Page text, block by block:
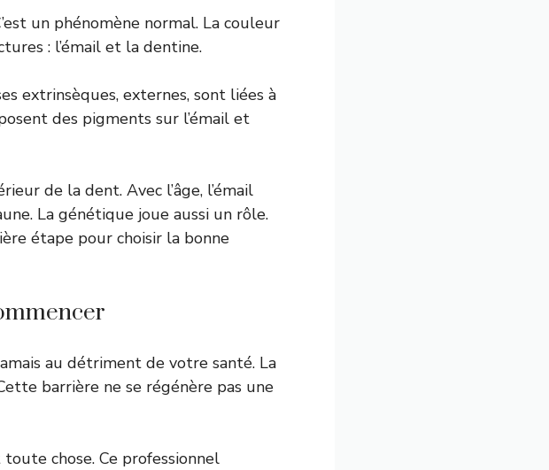
un phénomène normal. La couleur
: l’émail et la dentine.
extrinsèques, externes, sont liées à
des pigments sur l’émail et
de la dent. Avec l’âge, l’émail
La génétique joue aussi un rôle.
étape pour choisir la bonne
au détriment de votre santé. La
barrière ne se régénère pas une
chose. Ce professionnel